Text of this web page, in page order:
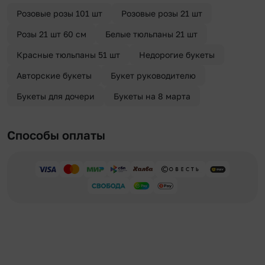
Розовые розы 101 шт Розовые розы 21 шт
Розы 21 шт 60 см Белые тюльпаны 21 шт
Красные тюльпаны 51 шт Недорогие букеты
Авторские букеты Букет руководителю
Букеты для дочери Букеты на 8 марта
Способы оплаты